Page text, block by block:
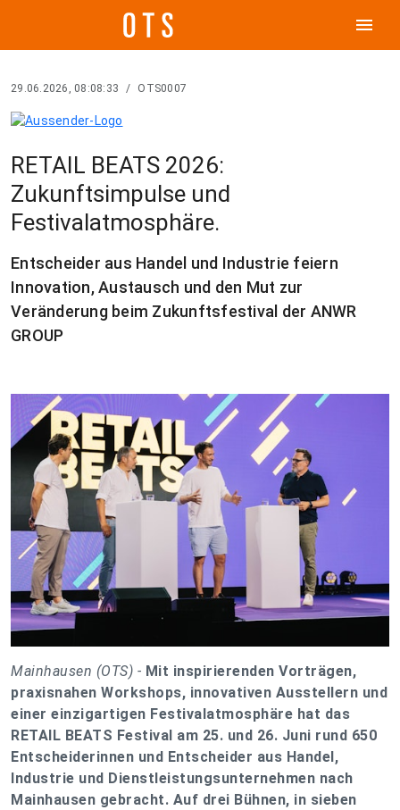
menu
29.06.2026, 08:08:33 / OTS0007
RETAIL BEATS 2026:
Zukunftsimpulse und
Festivalatmosphäre.
Entscheider aus Handel und Industrie feiern
Innovation, Austausch und den Mut zur
Veränderung beim Zukunftsfestival der ANWR
GROUP
Mainhausen (OTS) - Mit inspirierenden Vorträgen,
praxisnahen Workshops, innovativen Ausstellern und
einer einzigartigen Festivalatmosphäre hat das
RETAIL BEATS Festival am 25. und 26. Juni rund 650
Entscheiderinnen und Entscheider aus Handel,
Industrie und Dienstleistungsunternehmen nach
Mainhausen gebracht. Auf drei Bühnen, in sieben